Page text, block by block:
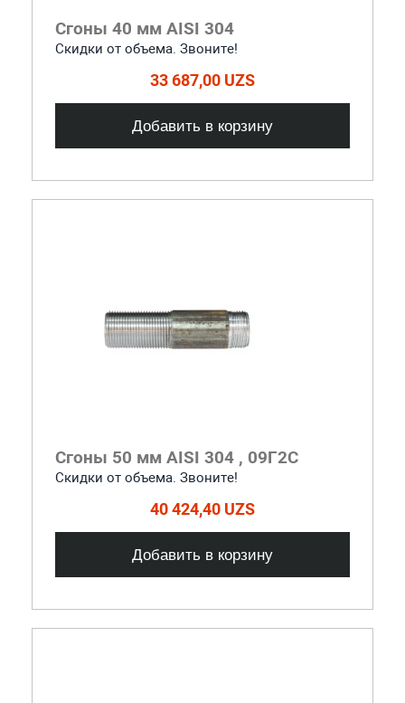
Сгоны 40 мм AISI 304
Скидки от объема. Звоните!
33 687,00 UZS
Добавить в корзину
Сгоны 50 мм AISI 304 , 09Г2С
Скидки от объема. Звоните!
40 424,40 UZS
Добавить в корзину